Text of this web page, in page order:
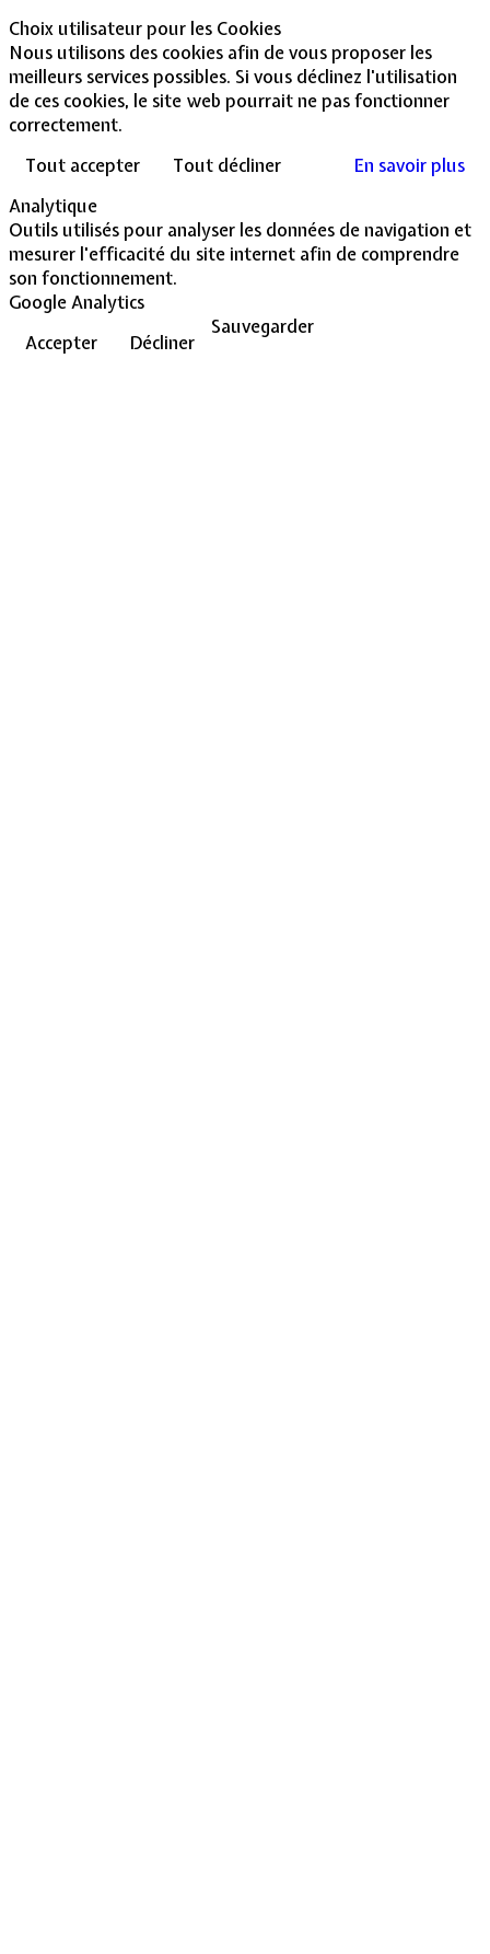
Choix utilisateur pour les Cookies
Nous utilisons des cookies afin de vous proposer les
meilleurs services possibles. Si vous déclinez l'utilisation
de ces cookies, le site web pourrait ne pas fonctionner
correctement.
Tout accepter
Tout décliner
En savoir plus
Analytique
Outils utilisés pour analyser les données de navigation et
mesurer l'efficacité du site internet afin de comprendre
son fonctionnement.
Google Analytics
Accepter
Décliner
Sauvegarder